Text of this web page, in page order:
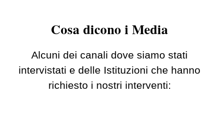
Cosa dicono i Media
Alcuni dei canali dove siamo stati
intervistati e delle Istituzioni che hanno
richiesto i nostri interventi: